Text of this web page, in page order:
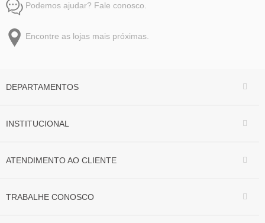
Podemos ajudar? Fale conosco.
Encontre as lojas mais próximas.
DEPARTAMENTOS
INSTITUCIONAL
ATENDIMENTO AO CLIENTE
TRABALHE CONOSCO